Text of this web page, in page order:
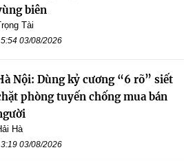
biên
Tài
03/08/2026
Nội: Dùng kỷ cương “6 rõ” siết
phòng tuyến chống mua bán
Hà
03/08/2026